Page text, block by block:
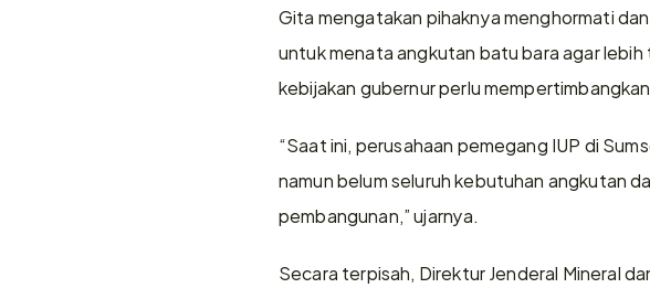
Gita mengatakan pihaknya menghormati
untuk menata angkutan batu bara agar
kebijakan gubernur perlu
“Saat ini, perusahaan pemegang IUP di
namun belum seluruh kebutuhan angkutan
pembangunan,” ujarnya.
Secara terpisah, Direktur Jenderal Mineral